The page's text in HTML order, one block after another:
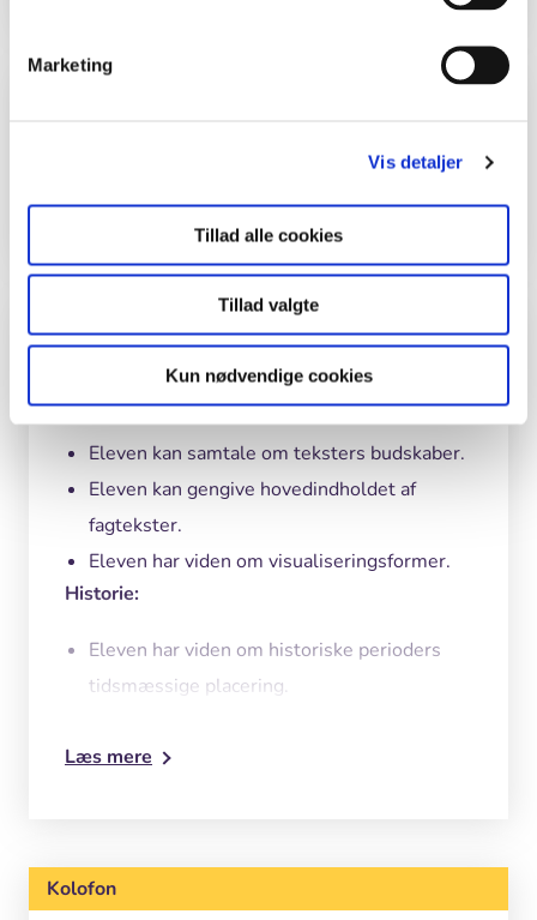
Marketing
Vis detaljer
Tillad alle cookies
Tillad valgte
Kun nødvendige cookies
Aktiviteterne på Bunkermuseum Hanstholm
Dansk:
Eleven kan samtale om teksters budskaber.
Eleven kan gengive hovedindholdet af
fagtekster.
Eleven har viden om visualiseringsformer.
Historie:
Eleven har viden om historiske perioders
tidsmæssige placering.
fortællinger.
Eleven har viden om elementer, der indgår i
historiske scenarier.
Læs mere
Kolofon